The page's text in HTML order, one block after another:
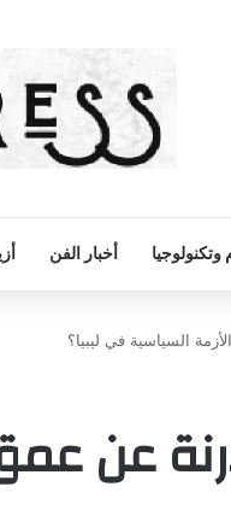
وتكنولوجيا أخبار الفن
السياسية في ليبيا؟
عن عمق